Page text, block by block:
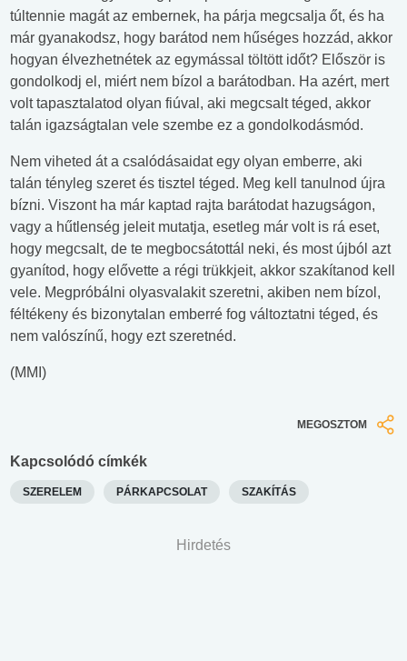
túltennie magát az embernek, ha párja megcsalja őt, és ha
már gyanakodsz, hogy barátod nem hűséges hozzád, akkor
hogyan élvezhetnétek az egymással töltött időt? Először is
gondolkodj el, miért nem bízol a barátodban. Ha azért, mert
volt tapasztalatod olyan fiúval, aki megcsalt téged, akkor
talán igazságtalan vele szembe ez a gondolkodásmód.
Nem viheted át a csalódásaidat egy olyan emberre, aki
talán tényleg szeret és tisztel téged. Meg kell tanulnod újra
bízni. Viszont ha már kaptad rajta barátodat hazugságon,
vagy a hűtlenség jeleit mutatja, esetleg már volt is rá eset,
hogy megcsalt, de te megbocsátottál neki, és most újból azt
gyanítod, hogy elővette a régi trükkjeit, akkor szakítanod kell
vele. Megpróbálni olyasvalakit szeretni, akiben nem bízol,
féltékeny és bizonytalan emberré fog változtatni téged, és
nem valószínű, hogy ezt szeretnéd.
(MMI)
MEGOSZTOM
Kapcsolódó címkék
SZERELEM PÁRKAPCSOLAT SZAKÍTÁS
Hirdetés